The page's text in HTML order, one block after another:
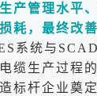
产管理水平
耗，最终改
系统与
缆生产过程
标杆企业奠